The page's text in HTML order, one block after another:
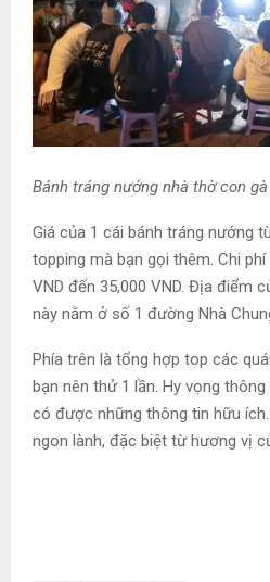
Bánh tráng nướng nhà thờ con gà
Giá của 1 cái bánh tráng nướng
topping mà bạn gọi thêm. Chi
VND đến 35,000 VND. Địa điểm
này nằm ở số 1 đường Nhà
Phía trên là tổng hợp top các
bạn nên thử 1 lần. Hy vọng
có được những thông tin hữu
ngon lành, đặc biệt từ hương vị